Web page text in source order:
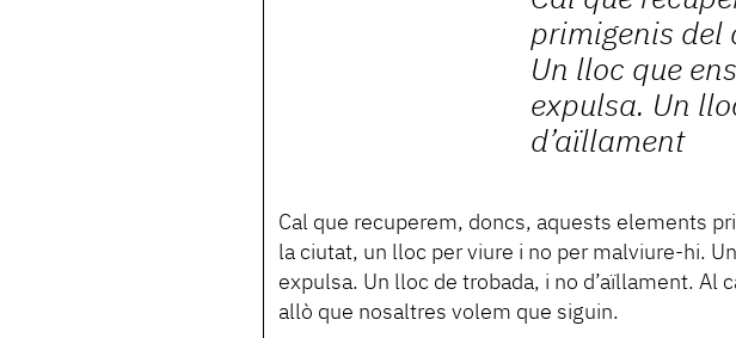
primigenis del
Un lloc que
expulsa. Un
d’aïllament
Cal que recuperem, doncs, aquests elements
la ciutat, un lloc per viure i no per malviure-hi.
expulsa. Un lloc de trobada, i no d’aïllament. Al
allò que nosaltres volem que siguin.